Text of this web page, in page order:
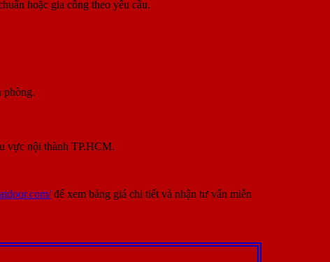
hoặc gia công theo yêu cầu.
phòng.
vực nội thành TP.HCM.
để xem bảng giá chi tiết và nhận tư vấn miễn